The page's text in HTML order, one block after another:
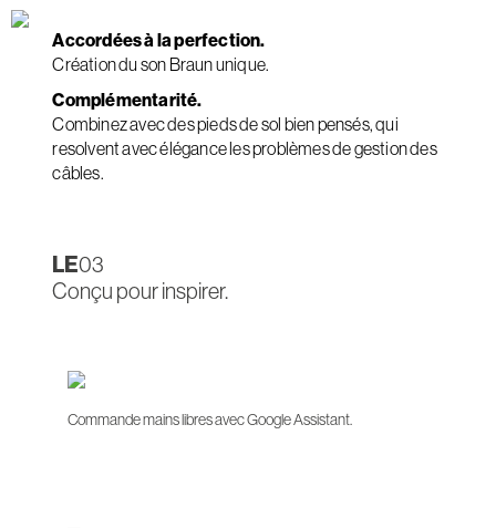
Accordées à la perfection.
Création du son Braun unique.
Complémentarité.
Combinez avec des pieds de sol bien pensés, qui
resolvent avec élégance les problèmes de gestion des
câbles.
LE03
Conçu pour inspirer.
Commande mains libres avec Google Assistant.